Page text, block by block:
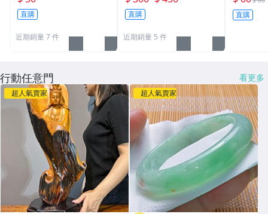
直購
近期銷量 7 件
直購
近期銷量 5 件
直購
行動任意門 看更多
超人氣賣家 超人氣賣家